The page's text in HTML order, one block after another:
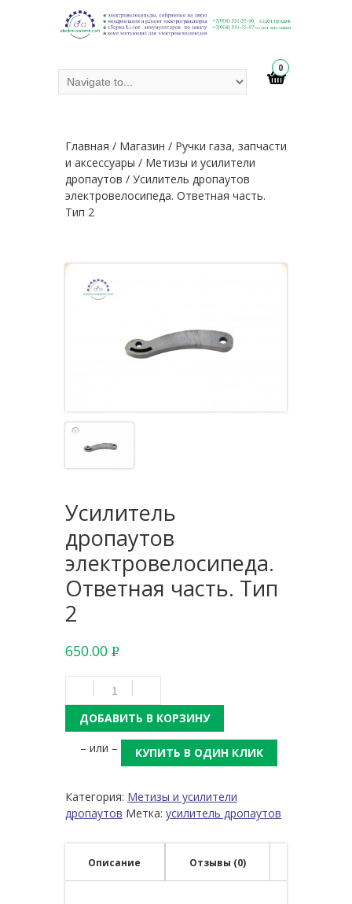
0
Главная / Магазин / Ручки газа, запчасти
и аксессуары / Метизы и усилители
дропаутов / Усилитель дропаутов
электровелосипеда. Ответная часть.
Тип 2
Усилитель
дропаутов
электровелосипеда.
Ответная часть. Тип
2
650.00 Р
УБ.
ДОБАВИТЬ В КОРЗИНУ
– или –
КУПИТЬ В ОДИН КЛИК
Категория: Метизы и усилители
дропаутов Метка: усилитель дропаутов
Описание Отзывы (0)